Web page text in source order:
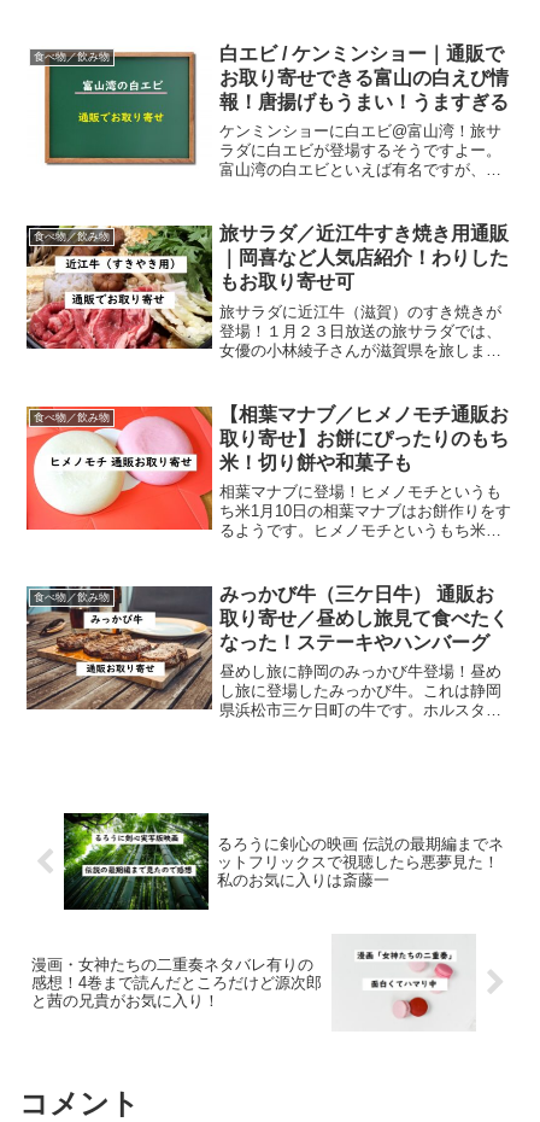
ラックベリージャムって言っても、種が
ゴツすぎて歯が折れちゃ...
食べ物／飲み物
白エビ / ケンミンショー｜通販で
お取り寄せできる富山の白えび情
報！唐揚げもうまい！うますぎる
ケンミンショーに白エビ@富山湾！旅サ
ラダに白エビが登場するそうですよー。
富山湾の白エビといえば有名ですが、ご
通販情報をご紹介するよ！楽天・ヤフー
ショッピング・Amazo...
食べ物／飲み物
旅サラダ／近江牛すき焼き用通販
｜岡喜など人気店紹介！わりした
もお取り寄せ可
旅サラダに近江牛（滋賀）のすき焼きが
登場！１月２３日放送の旅サラダでは、
女優の小林綾子さんが滋賀県を旅しま
お取り寄せできる近江牛（すき焼き用）
をご紹介。滋賀県の誇り！近...
食べ物／飲み物
【相葉マナブ／ヒメノモチ通販お
取り寄せ】お餅にぴったりのもち
米！切り餅や和菓子も
相葉マナブに登場！ヒメノモチというも
ち米1月10日の相葉マナブはお餅作りをす
るようです。ヒメノモチというもち米を
使用の商品の通販お取り寄せ情報をご紹
介します！ヒメノモチ...
食べ物／飲み物
みっかび牛（三ケ日牛） 通販お
取り寄せ／昼めし旅見て食べたく
なった！ステーキやハンバーグ
昼めし旅に静岡のみっかび牛登場！昼め
し旅に登場したみっかび牛。これは静岡
県浜松市三ケ日町の牛です。ホルスタイ
るろうに剣心の映画 伝説の最期編までネ
ットフリックスで視聴したら悪夢見た！
私のお気に入りは斎藤一
漫画・女神たちの二重奏ネタバレ有りの
感想！4巻まで読んだところだけど源次郎
と茜の兄貴がお気に入り！
コメント